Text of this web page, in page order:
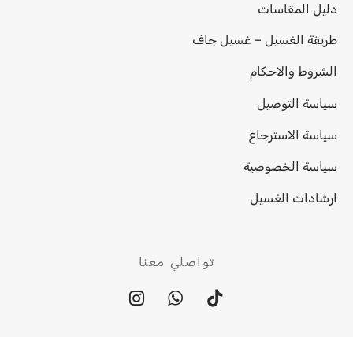
دليل المقاسات
طريقة الغسيل – غسيل جاف
الشروط والاحكام
سياسة التوصيل
سياسة الاسترجاع
سياسة الخصوصية
ارشادات الغسيل
تواصلي معنا